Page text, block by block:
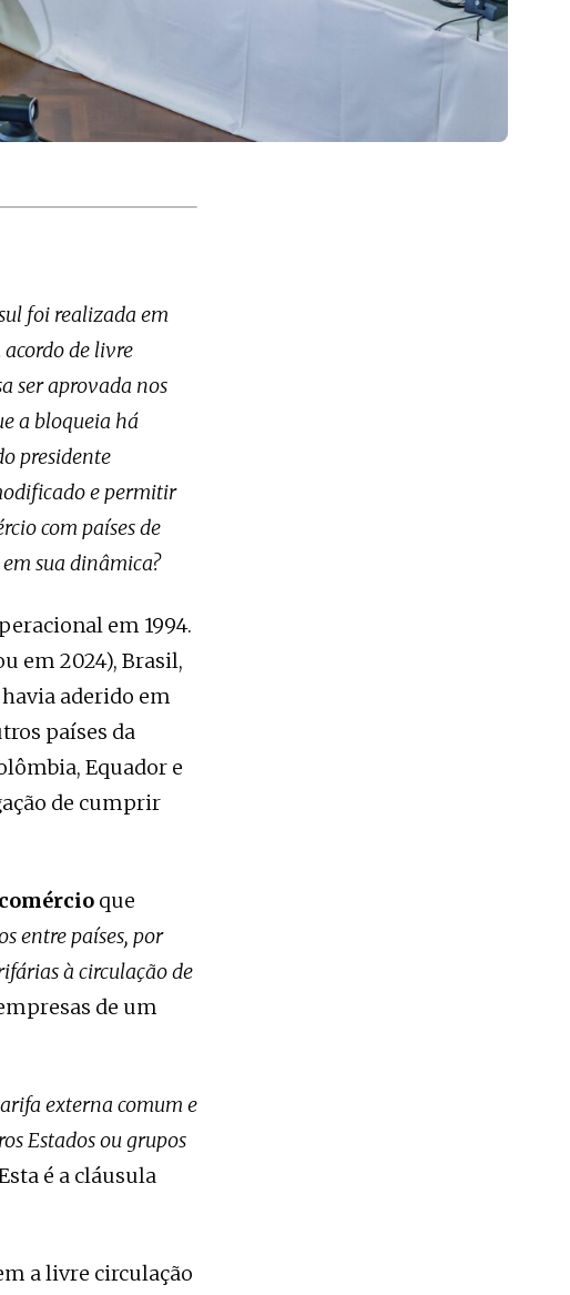
foi realizada em
de livre
ser aprovada nos
a bloqueia há
presidente
e permitir
com países de
sua dinâmica?
em 1994.
em 2024), Brasil,
aderido em
países da
Equador e
de cumprir
que
entre países, por
à circulação de
de um
externa comum e
Estados ou grupos
é a cláusula
a livre circulação